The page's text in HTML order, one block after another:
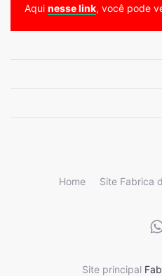
Aqui nesse link, você pode
Home Site Fabrica
Site principal